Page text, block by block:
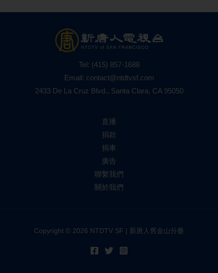
Tel: (415) 857-1688
Email: contact@ntdtvsf.com
2433 De La Cruz Blvd., Santa Clara, CA 95050
直播
捐款
捐車
廣告
聯繫我們
關於我們
Copyright © 2026 NTDTV SF | 新唐人舊金山分臺